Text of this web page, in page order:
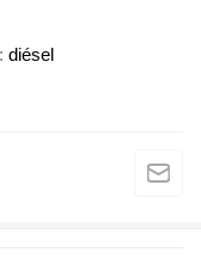
diésel